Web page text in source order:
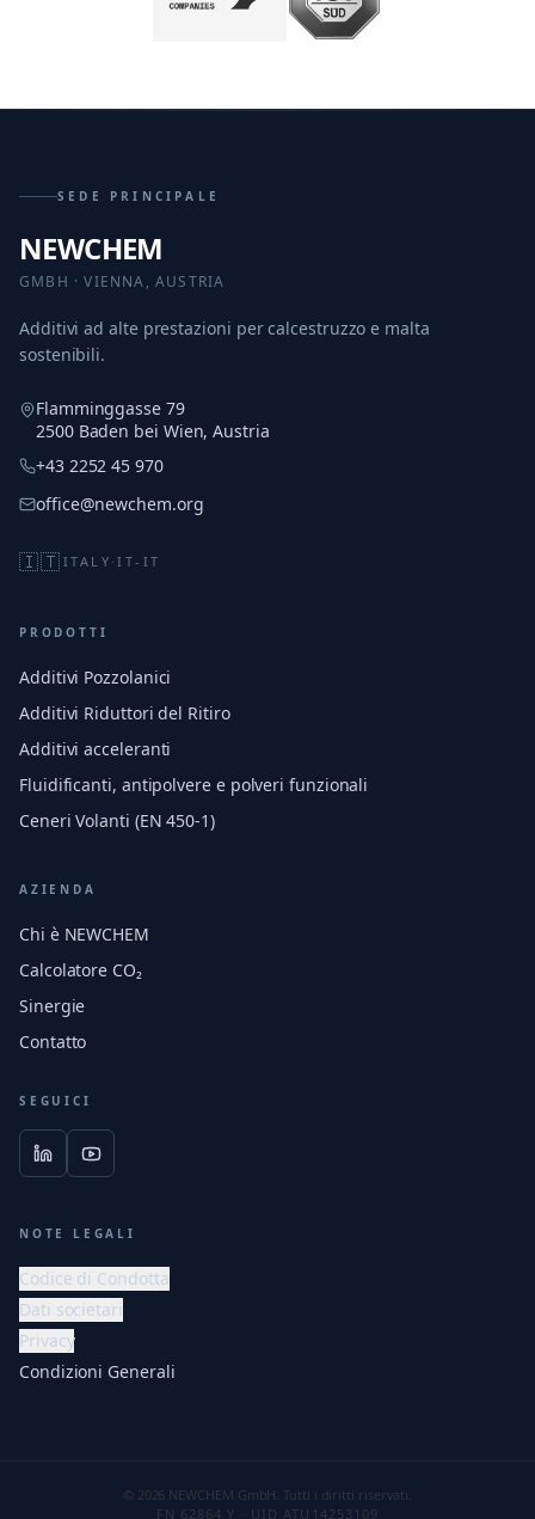
SEDE PRINCIPALE
NEWCHEM
GMBH · VIENNA, AUSTRIA
Additivi ad alte prestazioni per calcestruzzo e malta
sostenibili.
Flamminggasse 79
2500 Baden bei Wien, Austria
+43 2252 45 970
office@newchem.org
🇮🇹 ITALY ·IT-IT
PRODOTTI
Additivi Pozzolanici
Additivi Riduttori del Ritiro
Additivi acceleranti
Fluidificanti, antipolvere e polveri funzionali
Ceneri Volanti (EN 450-1)
AZIENDA
Chi è NEWCHEM
Calcolatore CO₂
Sinergie
Contatto
SEGUICI
NOTE LEGALI
Codice di Condotta
Dati societari
Privacy
Condizioni Generali
© 2026 NEWCHEM GmbH. Tutti i diritti riservati.
FN 62864 Y · UID ATU14253109